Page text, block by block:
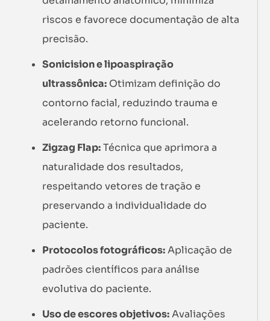
riscos e favorece documentação de alta
precisão.
Sonicision e lipoaspiração
ultrassônica: Otimizam definição do
contorno facial, reduzindo trauma e
acelerando retorno funcional.
Zigzag Flap:Técnica que aprimora a
naturalidade dos resultados,
respeitando vetores de tração e
preservando a individualidade do
paciente.
Protocolos fotográficos:Aplicação de
padrões científicos para análise
evolutiva do paciente.
Uso de escores objetivos:Avaliações